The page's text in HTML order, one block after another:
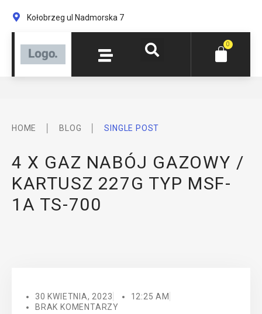
Kołobrzeg ul Nadmorska 7
0
HOME BLOG SINGLE POST
4 X GAZ NABÓJ GAZOWY /
KARTUSZ 227G TYP MSF-
1A TS-700
30 KWIETNIA, 2023
12:25 AM
BRAK KOMENTARZY